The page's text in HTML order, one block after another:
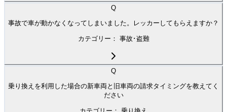
Q
事故で車が動かなくなってしまいました。レッカーしてもらえますか？
カテゴリー： 事故･盗難
Q
乗り換えを利用した場合の新車両と旧車両の請求タイミングを教えてく
ださい